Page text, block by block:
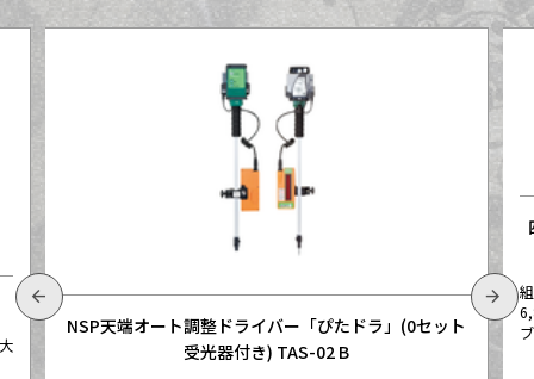
NSP天端オート調整ドライバー「ぴたドラ」(0セット
受光器付き) TAS-02 B
arrow_back arrow_forward